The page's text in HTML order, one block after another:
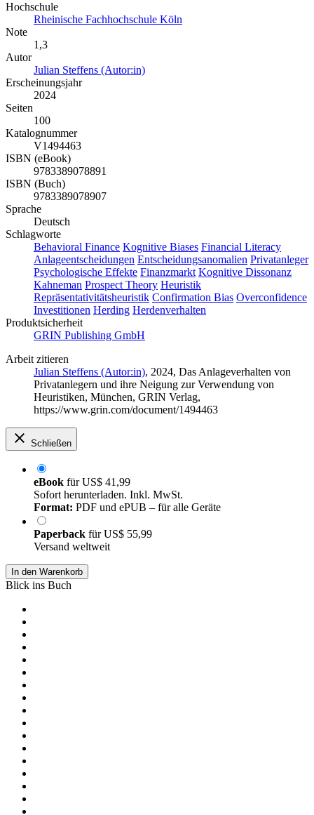
Hochschule
Rheinische Fachhochschule Köln
Note
1,3
Autor
Julian Steffens (Autor:in)
Erscheinungsjahr
2024
Seiten
100
Katalognummer
V1494463
ISBN (eBook)
9783389078891
ISBN (Buch)
9783389078907
Sprache
Deutsch
Schlagworte
Behavioral Finance Kognitive Biases Financial Literacy
Anlageentscheidungen Entscheidungsanomalien Privatanleger
Psychologische Effekte Finanzmarkt Kognitive Dissonanz
Kahneman Prospect Theory Heuristik
Repräsentativitätsheuristik Confirmation Bias Overconfidence
Investitionen Herding Herdenverhalten
Produktsicherheit
GRIN Publishing GmbH
Arbeit zitieren
Julian Steffens (Autor:in), 2024, Das Anlageverhalten von
Privatanlegern und ihre Neigung zur Verwendung von
Heuristiken, München, GRIN Verlag,
https://www.grin.com/document/1494463
Schließen
eBook fürUS$ 41,99
Sofort herunterladen. Inkl. MwSt.
Format: PDF und ePUB – für alle Geräte
Paperback fürUS$ 55,99
Versand weltweit
In den Warenkorb
Blick ins Buch